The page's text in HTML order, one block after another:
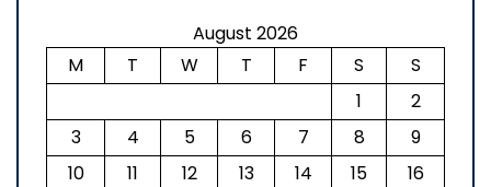
August 2026
M
T W T F S
S
1
2
3
4 5 6 7 8
9
10
11 12 13 14 15
16